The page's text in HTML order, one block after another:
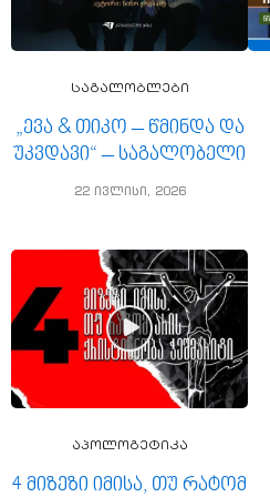
საგალობლები
„ევა & თიკო – წმინდა და
უკვდავი“ – საგალობელი
22 ივლისი, 2026
აპოლოგეტიკა
4 მიზეზი იმისა, თუ რატომ